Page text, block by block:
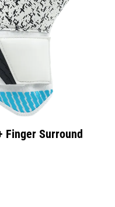
Finger Surround